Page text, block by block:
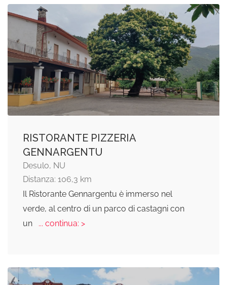
RISTORANTE PIZZERIA
GENNARGENTU
Desulo, NU
Distanza: 106,3 km
Il Ristorante Gennargentu è immerso nel
verde, al centro di un parco di castagni con
un
... continua: >